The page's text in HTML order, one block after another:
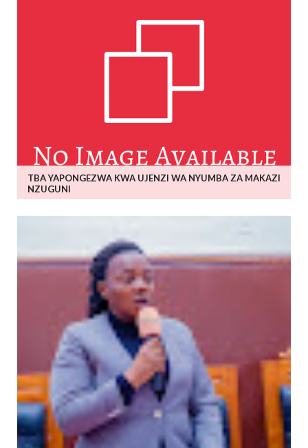
TBA YAPONGEZWA KWA UJENZI WA NYUMBA ZA MAKAZI
NZUGUNI